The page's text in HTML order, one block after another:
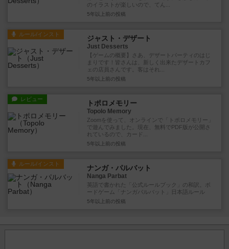
のイラストが楽しいので、てん...
5年以上前 の投稿
ルール/インスト ジャスト・デザート
Just Desserts
【ゲームの概要】さあ、デザートパーティのはじ
まりです！皆さんは、新しく出来たデザートカフ
ェの店員さんです。客はそれ...
5年以上前 の投稿
レビュー トポロメモリー
Topolo Memory
Zoomを使って、オンラインで「トポロメモリー」
で遊んでみました。現在、無料でPDF版が公開さ
れているので、カード...
5年以上前 の投稿
ルール/インスト ナンガ・パルバット
Nanga Parbat
英語で書かれた「公式ルールブック」の和訳。ボ
ードゲーム「ナンガパルバット」日本語ルール
5年以上前 の投稿